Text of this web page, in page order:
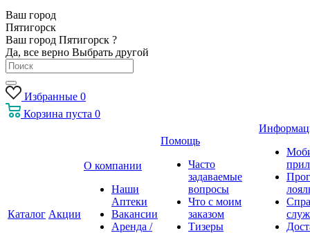
Ваш город
Пятигорск
Ваш город Пятигорск ?
Да, все верно Выбрать другой
Избранные 0
Корзина пуста 0
Каталог Акции
О компании
Наши
Аптеки
Вакансии
Аренда /
Помощь
Часто
задаваемые
вопросы
Что с моим
заказом
Тизеры